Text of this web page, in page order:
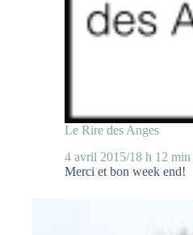
Le Rire des Anges
4 avril 2015/18 h 12 min
Merci et bon week end!